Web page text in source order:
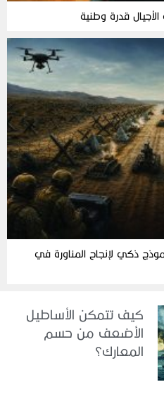
ذكي لإنجاح المناورة في
كيف تتمكن الأساطيل
الأضعف من حسم
المعارك؟